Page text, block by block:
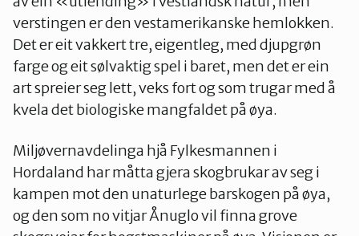
verstingen er den vestamerikanske hemlokken.
Det er eit vakkert tre, eigentleg, med djupgrøn
farge og eit sølvaktig spel i baret, men det er ein
art spreier seg lett, veks fort og som trugar med å
kvela det biologiske mangfaldet på øya.
Miljøvernavdelinga hjå Fylkesmannen i
Hordaland har måtta gjera skogbrukar av seg i
kampen mot den unaturlege barskogen på øya,
og den som no vitjar Ånuglo vil finna grove